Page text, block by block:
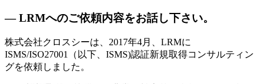
— LRMへのご依頼内容をお話し下さい。
株式会社クロスシーは、2017年4月、LRMに
ISMS/ISO27001（以下、ISMS)認証新規取得コンサルティン
グを依頼しました。